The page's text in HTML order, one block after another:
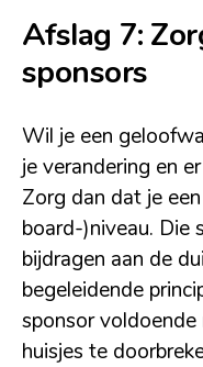
Afslag 7:
sponsors
Wil je een
je verandering en
Zorg dan dat je
board-)niveau. Die
bijdragen aan de
begeleidende
sponsor
huisjes te